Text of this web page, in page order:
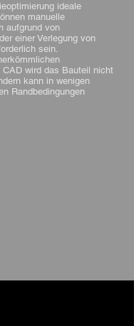
ideale
manuelle
aufgrund von
einer Verlegung von
sein.
CAD wird das Bauteil nicht
kann in wenigen
Randbedingungen